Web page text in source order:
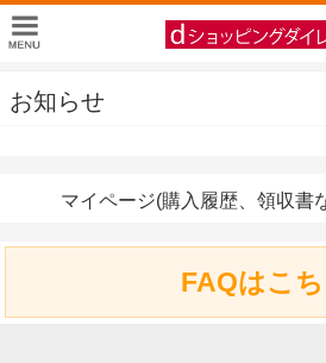
お知らせ
マイページ(購入履歴、領収書
FAQはこ